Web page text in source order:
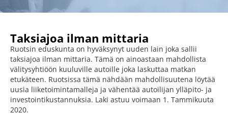
Taksiajoa ilman mittaria
Ruotsin eduskunta on hyväksynyt uuden lain joka sallii
taksiajoa ilman mittaria. Tämä on ainoastaan mahdollista
välitysyhtiöön kuuluville autoille joka laskuttaa matkan
etukäteen. Ruotsissa tämä nähdään mahdollisuutena löytää
uusia liiketoimintamalleja ja vähentää autoilijan ylläpito- ja
investointikustannuksia. Laki astuu voimaan 1. Tammikuuta
2020.